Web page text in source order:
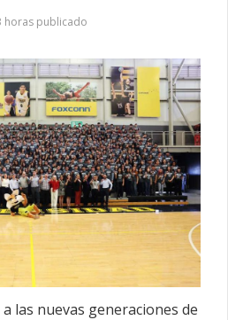
horas publicado
las nuevas generaciones de